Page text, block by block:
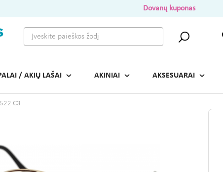
Dovanų kuponas
/ AKIŲ LAŠAI AKINIAI AKSESUARAI
C3